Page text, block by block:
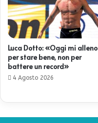
Luca Dotto: «Oggi mi alleno
per stare bene, non per
battere un record»
4 Agosto 2026